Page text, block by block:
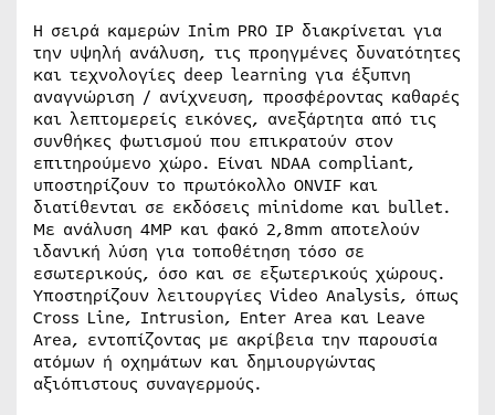
Η σειρά καμερών Inim PRO IP διακρίνεται για
την υψηλή ανάλυση, τις προηγμένες δυνατότητες
και τεχνολογίες deep learning για έξυπνη
αναγνώριση / ανίχνευση, προσφέροντας καθαρές
και λεπτομερείς εικόνες, ανεξάρτητα από τις
συνθήκες φωτισμού που επικρατούν στον
επιτηρούμενο χώρο. Είναι NDAA compliant,
υποστηρίζουν το πρωτόκολλο ONVIF και
διατίθενται σε εκδόσεις minidome και bullet.
Με ανάλυση 4MP και φακό 2,8mm αποτελούν
ιδανική λύση για τοποθέτηση τόσο σε
εσωτερικούς, όσο και σε εξωτερικούς χώρους.
Υποστηρίζουν λειτουργίες Video Analysis, όπως
Cross Line, Intrusion, Enter Area και Leave
Area, εντοπίζοντας με ακρίβεια την παρουσία
ατόμων ή οχημάτων και δημιουργώντας
αξιόπιστους συναγερμούς.